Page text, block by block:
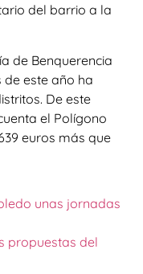
del barrio a la
de Benquerencia
de este año ha
De este
el Polígono
euros más que
unas jornadas
propuestas del